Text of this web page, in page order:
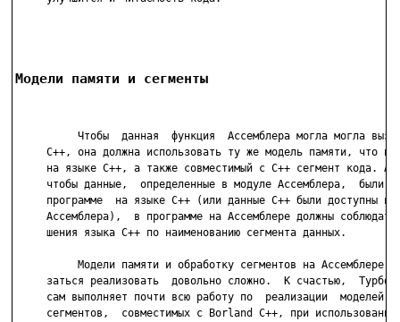
Модели памяти и сегменты
Чтобы  данная  функция  Ассемблера могла могла
С++, она должна использовать ту же модель памяти, что и
на языке С++, а также совместимый с С++ сегмент кода.
чтобы данные,  определенные в модуле Ассемблера,  были
программе  на языке С++ (или данные С++ были доступны в
Ассемблера),  в программе на Ассемблере должны
     шения языка С++ по наименованию сегмента данных.
Модели памяти и обработку сегментов на Ассемблере
заться реализовать  довольно сложно.  К счастью,  Турбо
сам выполняет почти всю работу по  реализации  моделей
сегментов,  совместимых с Borland C++, при использовании